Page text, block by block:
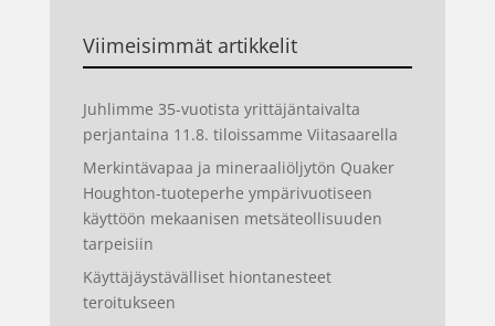
Viimeisimmät artikkelit
Juhlimme 35-vuotista yrittäjäntaivalta
perjantaina 11.8. tiloissamme Viitasaarella
Merkintävapaa ja mineraaliöljytön Quaker
Houghton-tuoteperhe ympärivuotiseen
käyttöön mekaanisen metsäteollisuuden
tarpeisiin
Käyttäjäystävälliset hiontanesteet
teroitukseen